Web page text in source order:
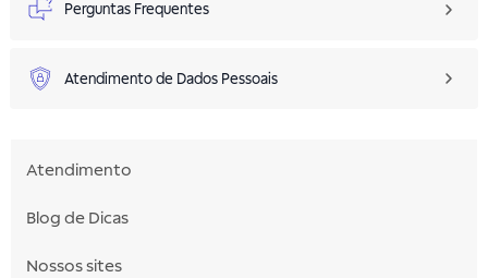
Perguntas Frequentes
Atendimento de Dados Pessoais
Atendimento
Blog de Dicas
Nossos sites